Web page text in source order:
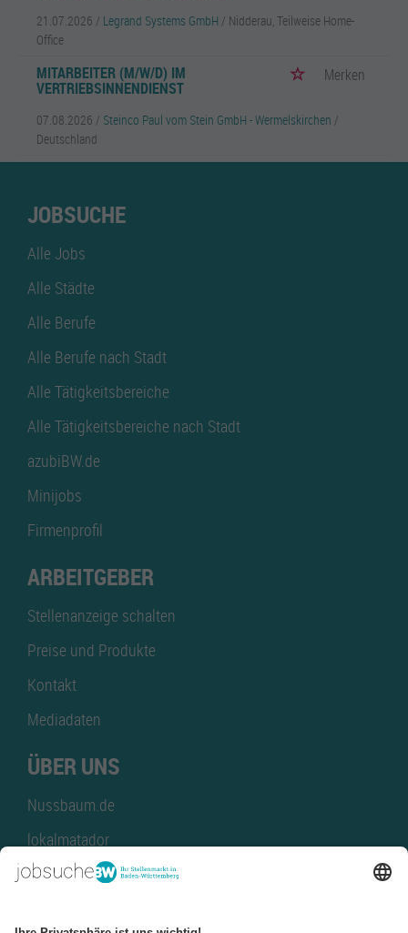
21.07.2026 / Legrand Systems GmbH / Nidderau, Teilweise Home-
Office
MITARBEITER (M/W/D) IM
VERTRIEBSINNENDIENST
Merken
07.08.2026 / Steinco Paul vom Stein GmbH - Wermelskirchen /
Deutschland
JOBSUCHE
Alle Jobs
Alle Städte
Alle Berufe
Alle Berufe nach Stadt
Alle Tätigkeitsbereiche
Alle Tätigkeitsbereiche nach Stadt
azubiBW.de
Minijobs
Firmenprofil
ARBEITGEBER
Stellenanzeige schalten
Preise und Produkte
Kontakt
Mediadaten
ÜBER UNS
Nussbaum.de
lokalmatador
kaufinBW